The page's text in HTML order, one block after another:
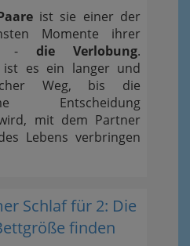
ist sie einer der
Momente ihrer
- die Verlobung.
ist es ein langer und
Weg, bis die
Entscheidung
mit dem Partner
Lebens verbringen
Schlaf für 2: Die
finden